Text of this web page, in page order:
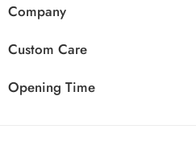
Company
Custom Care
Opening Time